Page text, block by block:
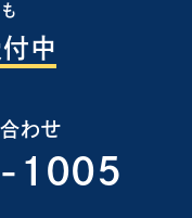
中
わせ
1005